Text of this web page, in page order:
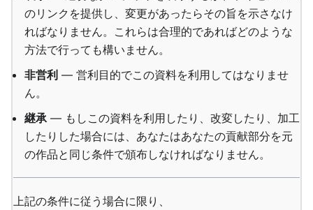
のリンクを提供し、変更があったらその旨を示さなけ
ればなりません。これらは合理的であればどのような
方法で行っても構いません。
非営利 — 営利目的でこの資料を利用してはなりませ
ん。
継承— もしこの資料を利用したり、改変したり、加工
したりした場合には、あなたはあなたの貢献部分を元
の作品と同じ条件で頒布しなければなりません。
上記の条件に従う場合に限り、